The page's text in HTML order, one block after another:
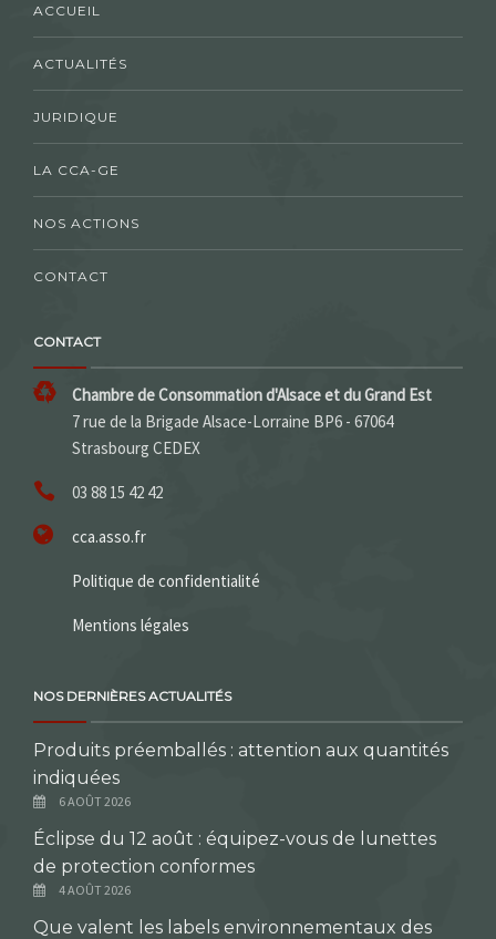
ACCUEIL
ACTUALITÉS
JURIDIQUE
LA CCA-GE
NOS ACTIONS
CONTACT
CONTACT
Chambre de Consommation d'Alsace et du Grand Est
7 rue de la Brigade Alsace-Lorraine BP6 - 67064
Strasbourg CEDEX
03 88 15 42 42
cca.asso.fr
Politique de confidentialité
Mentions légales
NOS DERNIÈRES ACTUALITÉS
Produits préemballés : attention aux quantités
indiquées
6 AOÛT 2026
Éclipse du 12 août : équipez-vous de lunettes
de protection conformes
4 AOÛT 2026
Que valent les labels environnementaux des